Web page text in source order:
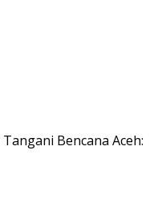
Bencana Aceh: